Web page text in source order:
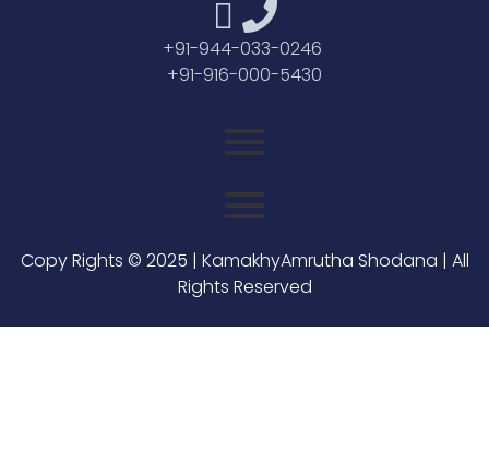
+91-944-033-0246
+91-916-000-5430
Copy Rights © 2025 | KamakhyAmrutha Shodana | All
Rights Reserved